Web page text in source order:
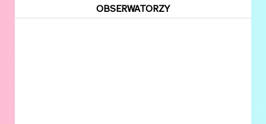
OBSERWATORZY